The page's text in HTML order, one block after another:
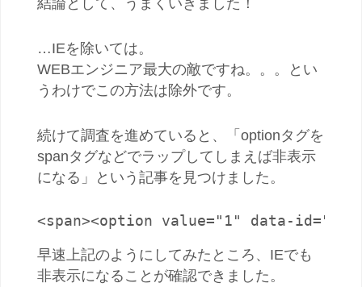
…IEを除いては。
WEBエンジニア最大の敵ですね。。。とい
うわけでこの方法は除外です。
続けて調査を進めていると、「optionタグを
spanタグなどでラップしてしまえば非表示
になる」という記事を見つけました。
<span><option value="1" data-
早速上記のようにしてみたところ、IEでも
非表示になることが確認できました。